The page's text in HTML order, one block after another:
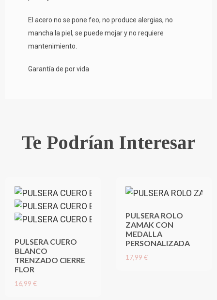
El acero no se pone feo, no produce alergias, no
mancha la piel, se puede mojar y no requiere
mantenimiento.
Garantía de por vida
Te Podrían Interesar
PULSERA CUERO
BLANCO
TRENZADO CIERRE
FLOR
16,99 €
PULSERA ROLO
ZAMAK CON
MEDALLA
PERSONALIZADA
17,99 €